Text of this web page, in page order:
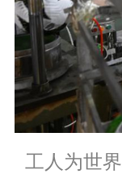
工人为世